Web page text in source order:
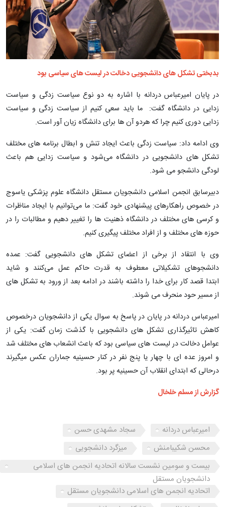
بدبختی تشکل های دانشجویی دخالت در لیست های سیاسی بود
در پایان امیرعباس دردانه با اشاره به دو نوع سیاست زدگی و سیاست
زدایی در دانشگاه گفت: ما باید سعی کنیم از سیاست زدگی و سیاست
زدایی دوری کنیم چرا که هردو آن ها برای دانشگاه زیان آور است.
وی ادامه داد: سیاست زدگی باعث ایجاد تنش و ابطال برنامه های مختلف
تشکل های دانشجویی در دانشگاه می‌شود و سیاست زدایی هم باعث
لودگی دانشجو می شود.
دبیرسابق انجمن اسلامی دانشجویان مستقل دانشگاه علوم پزشکی یاسوج
در خصوص راهکارهای پیشنهادی خود گفت: ما می‌توانیم با ایجاد مناظرات
و کرسی های مختلف در دانشگاه ذهنیت ها را تغییر دهیم و مطالبات را در
حوزه های مختلف و از افراد مختلف پیگیری کنیم.
وی با انتقاد از برخی از اعضای تشکل های دانشجویی گفت: عمده
دانشجوهای تشکیلاتی معطوف به قدرت حاکم عمل می‌کنند و شاید
ابتدا قصد کار برای خدا را داشته باشند در ادامه بعد از ورود به تشکل های
از مسیر حود منحرف می شوند.
امیرعباس دردانه در پایان در پاسخ به سوال یکی از دانشجویان درخصوص
کاهش تاثیرگذاری تشکل های دانشجویی با گذشت زمان گفت: یکی از
عوامل دخالت در لیست های سیاسی بود که باعث انشعاب های مختلف شد
و امروز عده ای با چهار یا پنج نفر در کنار حسینیه جماران عکس میگیرند
درحالی که ابتدای انقلاب آن حسینیه پر بود.
گزارش از مسلم خلخال
امیرعباس دردانه
سجاد مشهدی حسن
محسن شکیبامنش
میزگرد دانشجویی
بیست و سومین نشست سالانه اتحادیه انجمن های اسلامی
دانشجویان مستقل
اتحادیه انجمن های اسلامی دانشجویان مستقل